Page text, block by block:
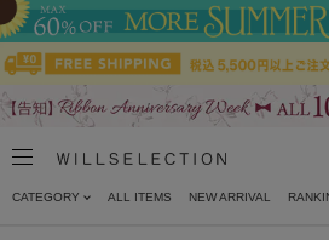
CATEGORY ALL ITEMS NEW ARRIVAL